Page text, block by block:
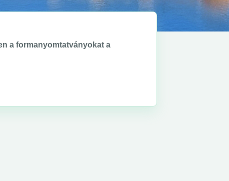
a formanyomtatványokat a